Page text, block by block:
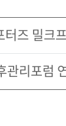
즈 밀크